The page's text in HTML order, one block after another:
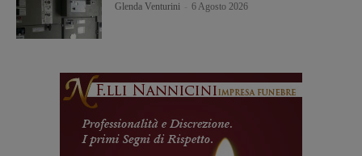
Glenda Venturini 6 Agosto 2026